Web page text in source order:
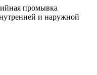
промывка
и наружной